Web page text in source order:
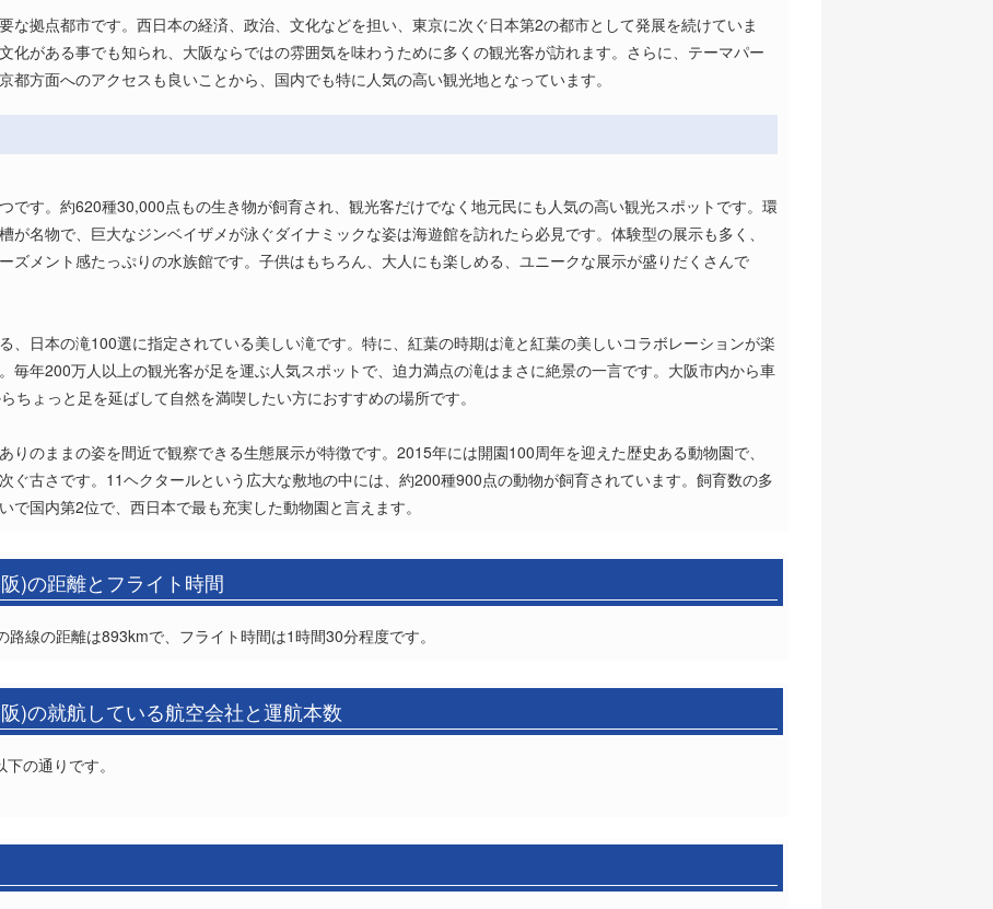
な拠点都市です。西日本の経済、政治、文化などを担い、東京に次ぐ日本第2の都市として発展を続けていま
化がある事でも知られ、大阪ならではの雰囲気を味わうために多くの観光客が訪れます。さらに、テーマパー
都方面へのアクセスも良いことから、国内でも特に人気の高い観光地となっています。
です。約620種30,000点もの生き物が飼育され、観光客だけでなく地元民にも人気の高い観光スポットです。環
が名物で、巨大なジンベイザメが泳ぐダイナミックな姿は海遊館を訪れたら必見です。体験型の展示も多く、
ズメント感たっぷりの水族館です。子供はもちろん、大人にも楽しめる、ユニークな展示が盛りだくさんで
、日本の滝100選に指定されている美しい滝です。特に、紅葉の時期は滝と紅葉の美しいコラボレーションが楽
毎年200万人以上の観光客が足を運ぶ人気スポットで、迫力満点の滝はまさに絶景の一言です。大阪市内から車
ちょっと足を延ばして自然を満喫したい方におすすめの場所です。
りのままの姿を間近で観察できる生態展示が特徴です。2015年には開園100周年を迎えた歴史ある動物園で、
ぐ古さです。11ヘクタールという広大な敷地の中には、約200種900点の動物が飼育されています。飼育数の多
で国内第2位で、西日本で最も充実した動物園と言えます。
)の距離とフライト時間
線の距離は893kmで、フライト時間は1時間30分程度です。
)の就航している航空会社と運航本数
の通りです。